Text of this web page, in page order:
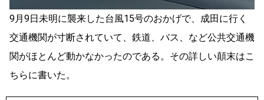
9月9日未明に襲来した台風15号のおかげで、成田に行く
交通機関が寸断されていて、鉄道、バス、など公共交通機
関がほとんど動かなかったのである。その詳しい顛末はこ
ちらに書いた。